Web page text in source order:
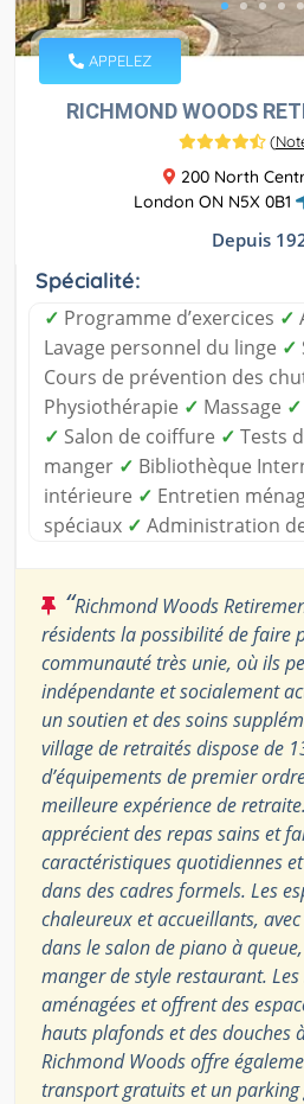
APPELEZ
RICHMOND WOODS
(
200 North
London ON N5X 0B1
Depuis
Spécialité:
✓ Programme d’exercices ✓
Lavage personnel du linge ✓
Cours de prévention des
Physiothérapie ✓ Massage ✓
✓ Salon de coiffure ✓ Tests
manger ✓ Bibliothèque
intérieure ✓ Entretien
spéciaux ✓ Administration
“Richmond Woods
résidents la possibilité de faire
communauté très unie, où ils
indépendante et socialement
un soutien et des soins
village de retraités dispose de
d’équipements de premier
meilleure expérience de
apprécient des repas sains et
caractéristiques quotidiennes
dans des cadres formels. Les
chaleureux et accueillants,
dans le salon de piano à
manger de style restaurant.
aménagées et offrent des
hauts plafonds et des douches
Richmond Woods offre
transport gratuits et un